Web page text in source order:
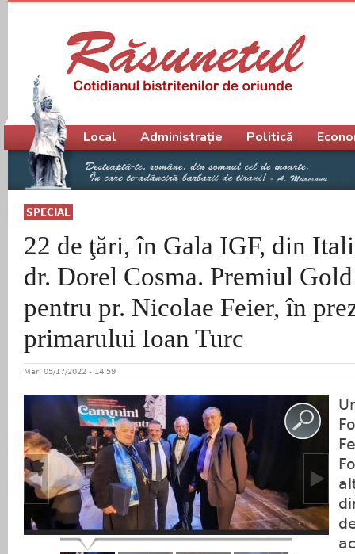
SPECIAL
22 de ţări, în Gala IGF, din
dr. Dorel Cosma. Premiul
pentru pr. Nicolae Feier, în
primarului Ioan Turc
Mar, 05/17/2022 - 14:59
Meniu principal
Local Administrație Politică